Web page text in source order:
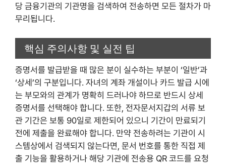
당 금융기관의 기관명을 검색하여 전송하면 모든 절차가 마
무리됩니다.
핵심 주의사항 및 실전 팁
증명서를 발급받을 때 많은 분이 실수하는 부분이 ‘일반’과
‘상세’의 구분입니다. 자녀의 계좌 개설이나 카드 발급 시에
는 부모와의 관계가 명확히 드러나야 하므로 반드시 상세
증명서를 선택해야 합니다. 또한, 전자문서지갑의 서류 보
관 기간은 보통 90일로 제한되어 있으니 기간이 만료되기
전에 제출을 완료해야 합니다. 만약 전송하려는 기관이 시
스템상에서 검색되지 않는다면, 문서 번호를 통한 직접 제
출 기능을 활용하거나 해당 기관에 전송용 QR 코드를 요청